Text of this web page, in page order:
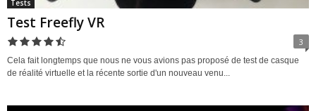
Tests
Test Freefly VR
3
Cela fait longtemps que nous ne vous avions pas proposé de test de casque
de réalité virtuelle et la récente sortie d'un nouveau venu...